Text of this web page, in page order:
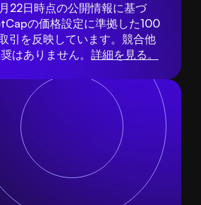
22日時点の公開情報に基づ
の価格設定に準拠した100
引を反映しています。競合他
はありません。 詳細を見る。